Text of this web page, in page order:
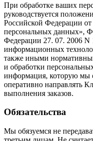
При обработке ваших
руководствуется
Российской Федерации
персональных данных»,
Федерации 27. 07. 2006
информационных
также иными
и обработки
информация, которую мы
оперативно направлять
выполнения заказов.
Обязательства
Мы обязуемся не